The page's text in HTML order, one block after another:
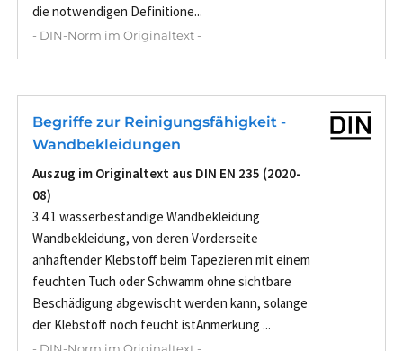
die notwendigen Definitione...
- DIN-Norm im Originaltext -
Begriffe zur Reinigungsfähigkeit -
Wandbekleidungen
Auszug im Originaltext aus DIN EN 235 (2020-
08)
3.4.1 wasserbeständige Wandbekleidung
Wandbekleidung, von deren Vorderseite
anhaftender Klebstoff beim Tapezieren mit einem
feuchten Tuch oder Schwamm ohne sichtbare
Beschädigung abgewischt werden kann, solange
der Klebstoff noch feucht istAnmerkung ...